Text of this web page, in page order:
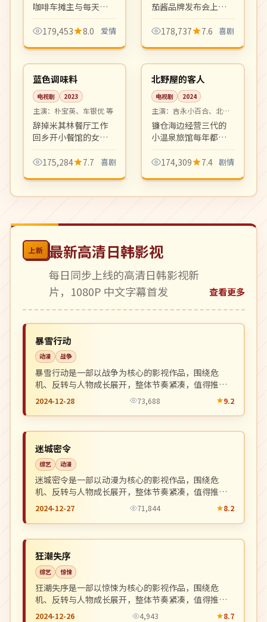
咖啡车摊主与每天前
来跑步的退役棒球少
年间日复一日的简短
白动人。
179,453 8.0 爱情
茄酱品牌发布会上
的"番茄酱小姐"之间
荒诞而温暖的相遇。
奏轻盈对白可爱。
178,737 7.6 喜剧
韩国
完结 12:12
蓝色调味料
电视剧 2023
主演： 朴宝英、车银优 等
辞掉米其林餐厅工作
回乡开小餐馆的女厨
师与同村青梅竹马的
日常治愈喜剧。美食
期黑马剧。
175,284 7.7 喜剧
日本
高分 08:17
北野屋的客人
电视剧 2024
主演： 吉永小百合、北野
武 等
镰仓海边经营三代的
小温泉旅馆每年都有
相同的客人在同一天
到访。日式风物与人
剧。
174,309 7.4 剧情
上新 最新高清日韩影视
每日同步上线的高清日韩影视新
片，1080P 中文字幕首发
查看更多
美国
杜比
暴雪行动
动漫 战争
暴雪行动是一部以战争为核心的影视作品，围绕危
机、反转与人物成长展开，整体节奏紧凑，值得推荐
观看。
2024-12-28 73,688 9.2
中国
迷城密令
综艺 动漫
迷城密令是一部以动漫为核心的影视作品，围绕危
机、反转与人物成长展开，整体节奏紧凑，值得推荐
观看。
2024-12-27 71,844 8.2
韩国
狂潮失序
综艺 惊悚
狂潮失序是一部以惊悚为核心的影视作品，围绕危
机、反转与人物成长展开，整体节奏紧凑，值得推荐
观看。
2024-12-26 4,943 8.7